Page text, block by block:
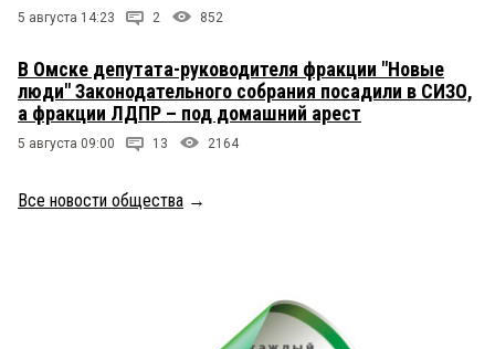
5 августа 14:23 2 852
В Омске депутата-руководителя фракции "Новые
люди" Законодательного собрания посадили в СИЗО,
а фракции ЛДПР – под домашний арест
5 августа 09:00 13 2164
Все новости общества →